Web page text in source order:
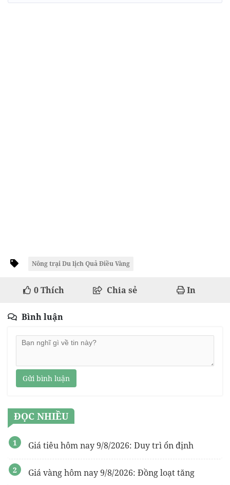
Nông trại Du lịch Quả Điều Vàng
0Thích Chia sẻ In
Bình luận
Gửi bình luận
ĐỌC NHIỀU
Giá tiêu hôm nay 9/8/2026: Duy trì ổn định
Giá vàng hôm nay 9/8/2026: Đồng loạt tăng